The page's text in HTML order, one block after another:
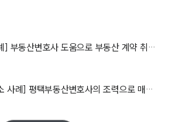
[부동산변호사 해결사례] 부동산변호사 도움으로 부동산 계약 취소하고 계약금 반환 청구 성공
[평택부동산변호사 승소 사례] 평택부동산변호사의 조력으로 매매 대금 돌려받아